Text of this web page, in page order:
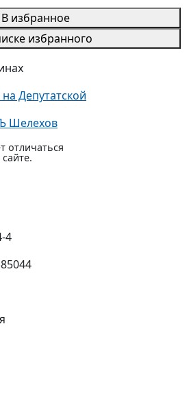
В избранное
избранного
Депутатской
Шелехов
отличаться
4